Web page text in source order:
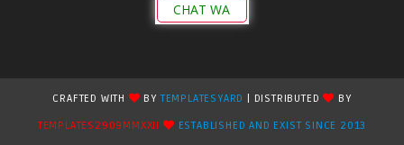
CHAT WA
CRAFTED WITH BYTEMPLATESYARD | DISTRIBUTED
BY
TEMPLATES2909MMXXII
ESTABLISHED AND EXIST SINCE 2013